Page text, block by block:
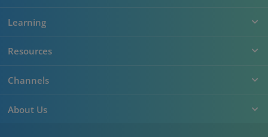
Learning
Resources
Channels
About Us